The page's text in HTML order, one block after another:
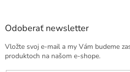
Odoberať newsletter
Vložte svoj e-mail a my Vám budeme
produktoch na našom e-shope.